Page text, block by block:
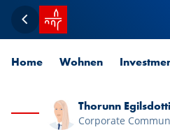
Zurück
Startseite SPUERKEESS
Home Wohnen
Thorunn
Corporate